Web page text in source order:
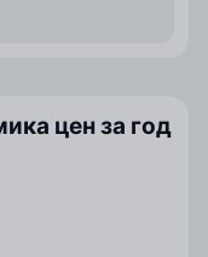
цен за год